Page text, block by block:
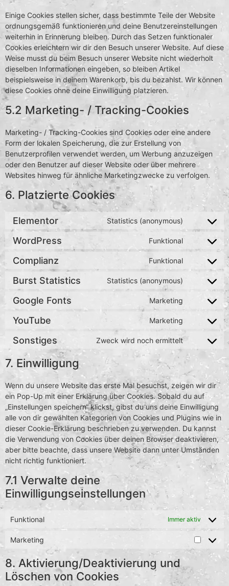
Einige Cookies stellen sicher, dass bestimmte Teile der Website
ordnungsgemäß funktionieren und deine Benutzereinstellungen
weiterhin in Erinnerung bleiben. Durch das Setzen funktionaler
Cookies erleichtern wir dir den Besuch unserer Website. Auf diese
Weise musst du beim Besuch unserer Website nicht wiederholt
dieselben Informationen eingeben, so bleiben Artikel
beispielsweise in deinem Warenkorb, bis du bezahlst. Wir können
diese Cookies ohne deine Einwilligung platzieren.
5.2 Marketing- / Tracking-Cookies
Marketing- / Tracking-Cookies sind Cookies oder eine andere
Form der lokalen Speicherung, die zur Erstellung von
Benutzerprofilen verwendet werden, um Werbung anzuzeigen
oder den Benutzer auf dieser Website oder über mehrere
Websites hinweg für ähnliche Marketingzwecke zu verfolgen.
6. Platzierte Cookies
Elementor Statistics (anonymous)
WordPress Funktional
Complianz Funktional
Burst Statistics Statistics (anonymous)
Google Fonts Marketing
YouTube Marketing
Sonstiges Zweck wird noch ermittelt
7. Einwilligung
Wenn du unsere Website das erste Mal besuchst, zeigen wir dir
ein Pop-Up mit einer Erklärung über Cookies. Sobald du auf
„Einstellungen speichern“ klickst, gibst du uns deine Einwilligung
alle von dir gewählten Kategorien von Cookies und Plugins wie in
dieser Cookie-Erklärung beschrieben zu verwenden. Du kannst
die Verwendung von Cookies über deinen Browser deaktivieren,
aber bitte beachte, dass unsere Website dann unter Umständen
nicht richtig funktioniert.
7.1 Verwalte deine
Einwilligungseinstellungen
Funktional Immer aktiv
Marketing
8. Aktivierung/Deaktivierung und
Löschen von Cookies